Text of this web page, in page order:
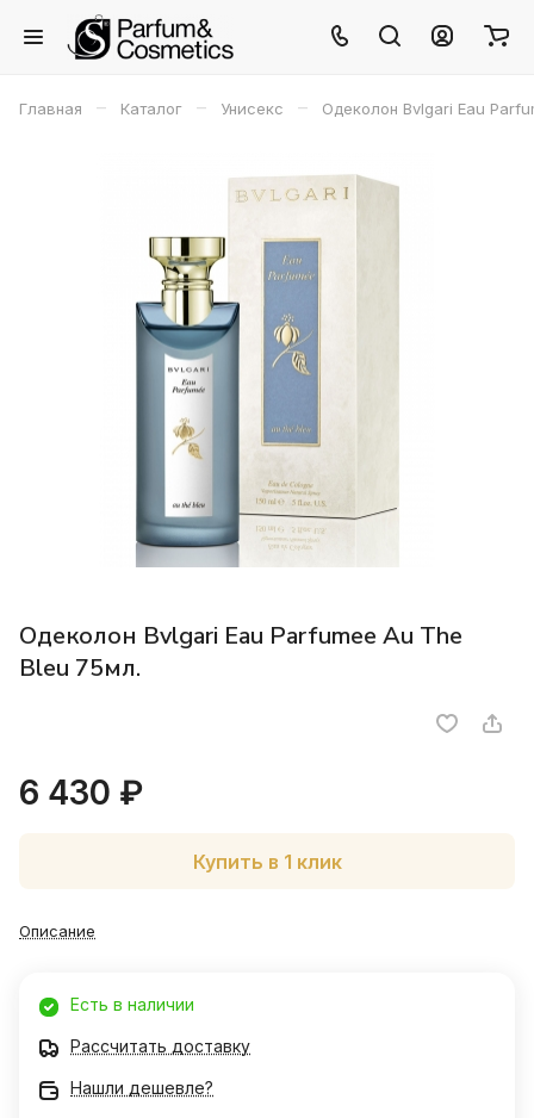
Главная – Каталог – Унисекс – Одеколон Bvlgari Eau
Одеколон Bvlgari Eau Parfumee Au The
Bleu 75мл.
6 430 ₽
Купить в 1 клик
Описание
Есть в наличии
Рассчитать доставку
Нашли дешевле?